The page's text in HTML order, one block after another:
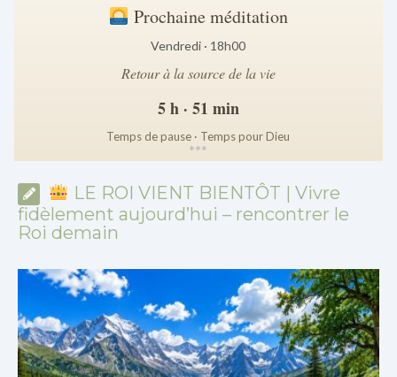
Prochaine méditation
Vendredi · 18h00
Retour à la source de la vie
5 h · 51 min
Temps de pause · Temps pour Dieu
***
LE ROI VIENT BIENTÔT | Vivre
fidèlement aujourd’hui – rencontrer le
Roi demain